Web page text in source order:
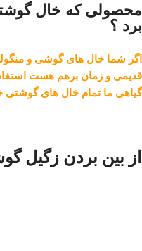
محصولی که خال
برد ؟
اگر شما خال های گوشی و
قدیمی و زمان برهم هست
گیاهی ما تمام خال های گوشتی
از بین بردن زگیل